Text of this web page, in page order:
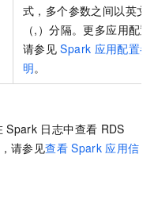
式，多个参数之间以英文
（,）分隔。更多应用配
请参见 Spark 应用配置
明。
Spark 日志中查看 RDS
请参见查看 Spark 应用信